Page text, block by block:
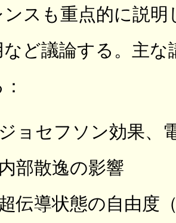
ンスも重点的に説
など議論する。主
ジョセフソン効果、
内部散逸の影響
超伝導状態の自由度